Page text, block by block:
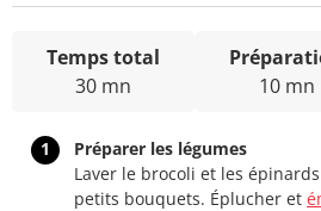
Temps total
30 mn
10 mn
1
Préparer les légumes
Laver le brocoli et les
petits bouquets. Éplucher et